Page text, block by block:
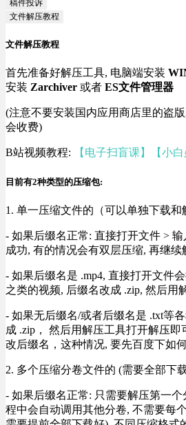
稿件投诉
文件解压教程
文件解压教程
首先准备好解压工具, 电脑端安装
安装 Zarchiver 或者 ES文件管理器
(注意不要安装国内应用商店里的盗
会收费)
B站视频教程: 【电子扫盲课】【小
目前有2种类型的压缩包:
1. 单一压缩文件的（可以单独下载和
- 如果后缀名正常: 直接打开文件 >
成功, 有的情况会有双层压缩, 再继续
- 如果后缀名是 .mp4, 直接打开文件
之类的视频, 后缀名改成 .zip, 然后用
- 如果无后缀名/或者后缀名是 .txt等
成 .zip， 然后用解压工具打开解压
改后缀名，这种情况, 要先百度下如
2. 多个压缩分卷文件的 (需要全部下
- 如果后缀名正常: 只需要解压第一
程中会自动调用其他分卷, 不需要每